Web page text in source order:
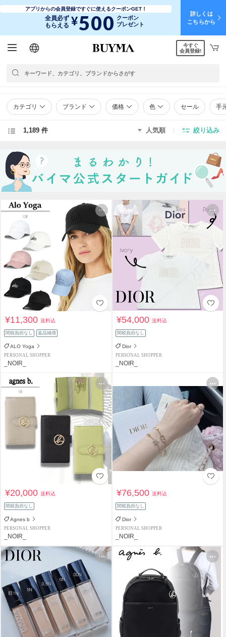
アプリからの会員登録ですぐに使えるクーポンGET！
全員必ず
もらえる ¥500 クーポン
プレゼント
詳しくは
こちらから
日本語
English
简体中文
繁體中文
今すぐ
会員登録!
カテゴリ ブランド 価格 色 セール 手
1,189 件 人気順 絞り込み
¥11,300送料込
関税負担なし 返品補償
ALO Yoga
PERSONAL SHOPPER
_NOIR_
¥54,000送料込
関税負担なし
Dior
PERSONAL SHOPPER
_NOIR_
¥20,000送料込
関税負担なし
Agnes b
PERSONAL SHOPPER
_NOIR_
¥76,500送料込
関税負担なし
Dior
PERSONAL SHOPPER
_NOIR_